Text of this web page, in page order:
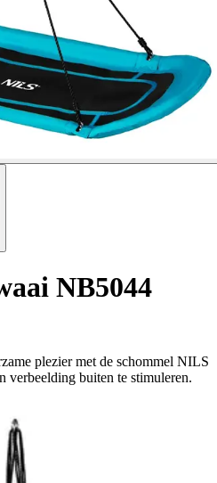
NB5044
plezier met de schommel NILS
verbeelding buiten te stimuleren.